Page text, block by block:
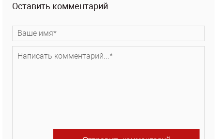
Оставить комментарий